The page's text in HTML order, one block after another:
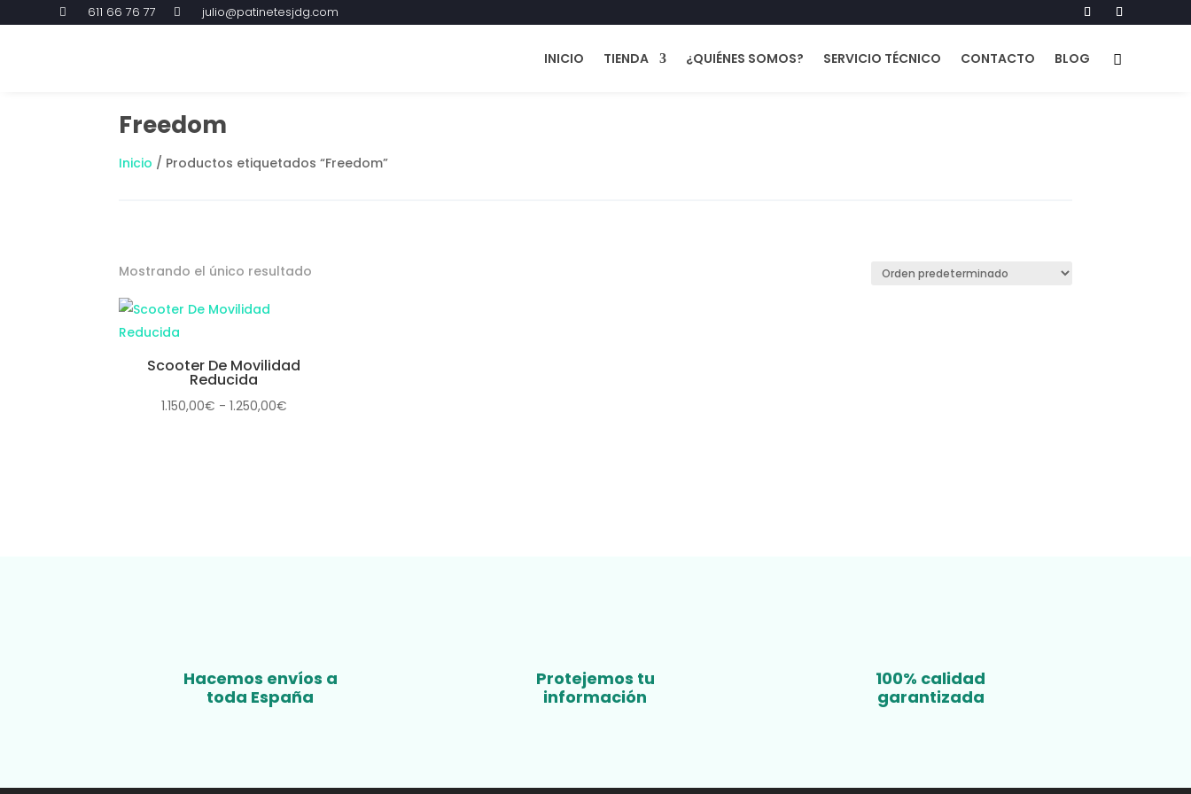
 611 66 76 77  julio@patinetesjdg.com
INICIO TIENDA ¿QUIÉNES SOMOS? SERVICIO TÉCNICO CONTACTO BLOG
Freedom
Inicio / Productos etiquetados “Freedom”
Mostrando el único resultado
Scooter De Movilidad
Reducida
1.150,00€ - 1.250,00€Rango
Hacemos envíos a
toda España
Protejemos tu
información
100% calidad
garantizada